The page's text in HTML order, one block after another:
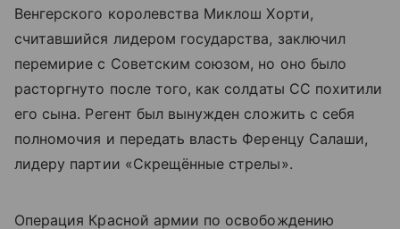
Венгерского королевства Миклош Хорти,
считавшийся лидером государства, заключил
перемирие с Советским союзом, но оно было
расторгнуто после того, как солдаты СС похитили
его сына. Регент был вынужден сложить с себя
полномочия и передать власть Ференцу Салаши,
лидеру партии «Скрещённые стрелы».
Операция Красной армии по освобождению